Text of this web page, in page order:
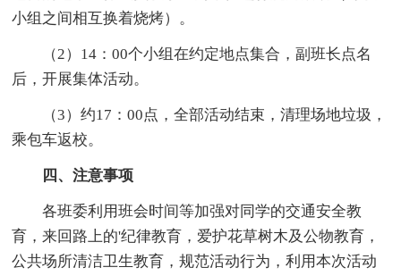
小组之间相互换着烧烤）。
（2）14：00个小组在约定地点集合，副班长点名
后，开展集体活动。
（3）约17：00点，全部活动结束，清理场地垃圾，
乘包车返校。
四、注意事项
各班委利用班会时间等加强对同学的交通安全教
育，来回路上的'纪律教育，爱护花草树木及公物教育，
公共场所清洁卫生教育，规范活动行为，利用本次活动